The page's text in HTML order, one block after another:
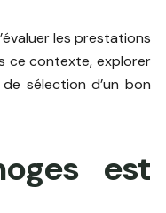
les prestations
ce contexte, explorer
sélection d’un bon
est